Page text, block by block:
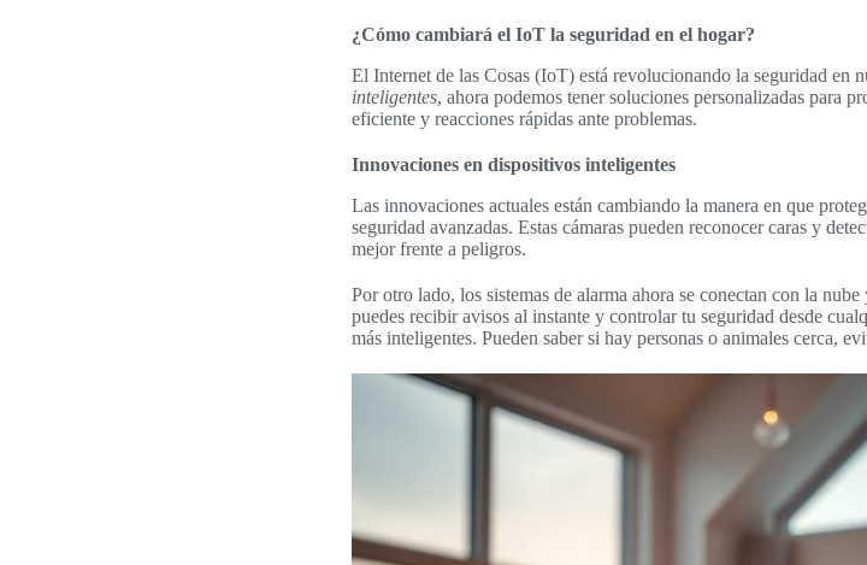
¿Cómo cambiará el IoT la seguridad en el hogar?
El Internet de las Cosas (IoT) está revolucionando la seguridad en
inteligentes, ahora podemos tener soluciones personalizadas para
eficiente y reacciones rápidas ante problemas.
Innovaciones en dispositivos inteligentes
Las innovaciones actuales están cambiando la manera en que
seguridad avanzadas. Estas cámaras pueden reconocer caras y
mejor frente a peligros.
Por otro lado, los sistemas de alarma ahora se conectan con la
puedes recibir avisos al instante y controlar tu seguridad desde
más inteligentes. Pueden saber si hay personas o animales cerca,